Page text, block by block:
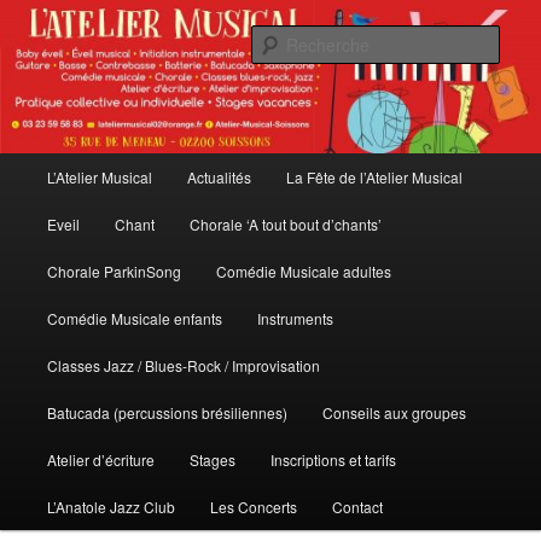
Aller
contenu
L'Atelier Musical
L’Atelier Musical Actualités La Fête de l’Atelier Musical
Eveil Chant Chorale ‘A tout bout d’chants’
Chorale ParkinSong Comédie Musicale adultes
Comédie Musicale enfants Instruments
Classes Jazz / Blues-Rock / Improvisation
Batucada (percussions brésiliennes) Conseils aux groupes
Atelier d’écriture Stages Inscriptions et tarifs
L’Anatole Jazz Club Les Concerts Contact